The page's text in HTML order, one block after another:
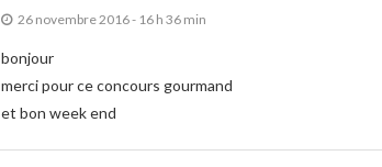
26 novembre 2016 - 16 h 36 min
bonjour
merci pour ce concours gourmand
et bon week end